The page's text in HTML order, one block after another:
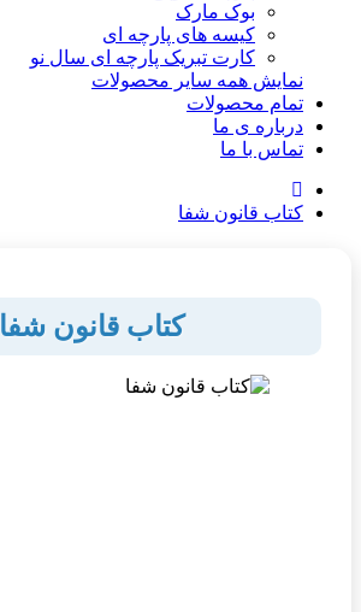
بوک مارک
کیسه های پارچه ای
کارت تبریک پارچه ای سال نو
نمایش همه سایر محصولات
تمام محصولات
درباره ی ما
تماس با ما
کتاب قانون شفا
کتاب قانون شفا